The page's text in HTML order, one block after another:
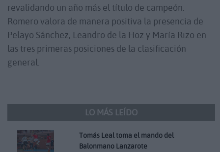
revalidando un año más el título de campeón.
Romero valora de manera positiva la presencia de
Pelayo Sánchez, Leandro de la Hoz y María Rizo en
las tres primeras posiciones de la clasificación
general.
LO MÁS LEÍDO
Tomás Leal toma el mando del
Balonmano Lanzarote